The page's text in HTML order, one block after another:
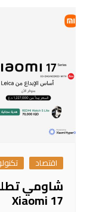
اقتصاد
شاومي
Xiaomi 17